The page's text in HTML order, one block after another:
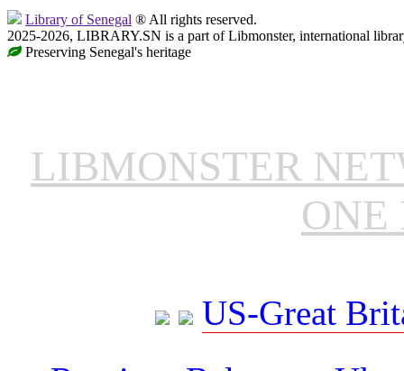
Library of Senegal ® All rights reserved.
2025-2026, LIBRARY.SN is a part of Libmonster, international
Preserving Senegal's heritage
LIBMONSTER
ONE
US-Great